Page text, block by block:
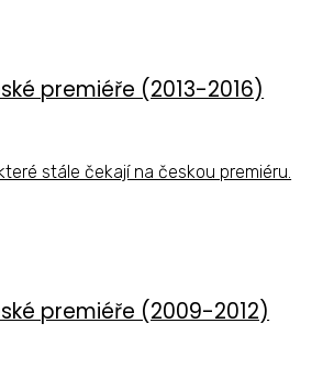
premiéře (2013-2016)
stále čekají na českou premiéru.
premiéře (2009-2012)